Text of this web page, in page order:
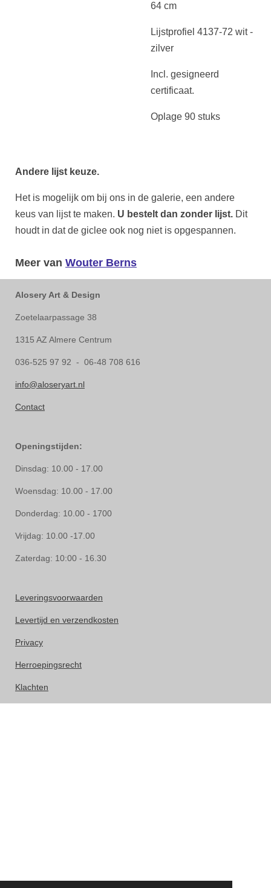
64 cm
Lijstprofiel 4137-72 wit -
zilver
Incl. gesigneerd
certificaat.
Oplage 90 stuks
Andere lijst keuze.
Het is mogelijk om bij ons in de galerie, een andere
keus van lijst te maken. U bestelt dan zonder lijst. Dit
houdt in dat de giclee ook nog niet is opgespannen.
Meer van Wouter Berns
Alosery Art & Design
Zoetelaarpassage 38
1315 AZ Almere Centrum
036-525 97 92 - 06-48 708 616
info@aloseryart.nl
Contact
Openingstijden:
Dinsdag: 10.00 - 17.00
Woensdag: 10.00 - 17.00
Donderdag: 10.00 - 1700
Vrijdag: 10.00 -17.00
Zaterdag: 10:00 - 16.30
Leveringsvoorwaarden
Levertijd en verzendkosten
Privacy
Herroepingsrecht
Klachten